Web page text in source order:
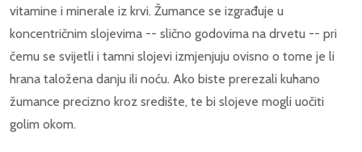
vitamine i minerale iz krvi. Žumance se izgrađuje u
koncentričnim slojevima -- slično godovima na drvetu -- pri
čemu se svijetli i tamni slojevi izmjenjuju ovisno o tome je li
hrana taložena danju ili noću. Ako biste prerezali kuhano
žumance precizno kroz središte, te bi slojeve mogli uočiti
golim okom.